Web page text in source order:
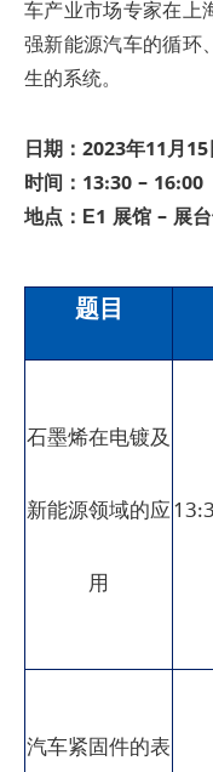
车产业市场专家在上
强新能源汽车的循环
生的系统。
日期：2023年11月15
时间：13:30 – 16:00
地点：E1 展馆 – 展
题目
石墨烯在电镀及
新能源领域的应
用
汽车紧固件的表